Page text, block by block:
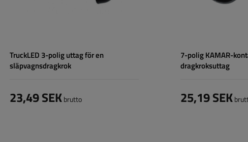
TruckLED 3-polig uttag för en
släpvagnsdragkrok
23,49 SEKbrutto
7-polig KAMAR-
dragkroksuttag
25,19 SEK